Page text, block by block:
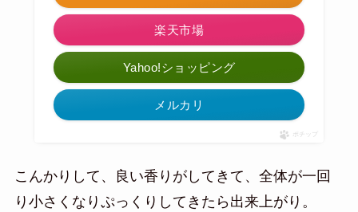
楽天市場
Yahoo!ショッピング
メルカリ
ポチップ
こんかりして、良い香りがしてきて、全体が一回
り小さくなりぷっくりしてきたら出来上がり。